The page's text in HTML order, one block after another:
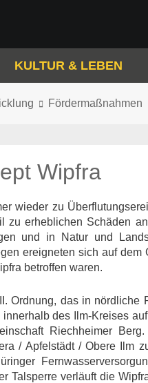
KULTUR & LEBEN
Fördermaßnahmen
Wipfra
wieder zu
zu erheblichen Schäden
und in Natur und
ereigneten sich auf dem
betroffen waren.
Ordnung, das in nördliche
des Ilm-Kreises
Riechheimer
/ Apfelstädt / Obere Ilm
Talsperre verläuft die